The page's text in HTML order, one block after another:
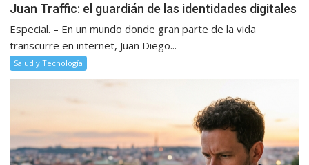
Juan Traffic: el guardián de las identidades digitales
Especial. – En un mundo donde gran parte de la vida
transcurre en internet, Juan Diego...
Salud y Tecnología